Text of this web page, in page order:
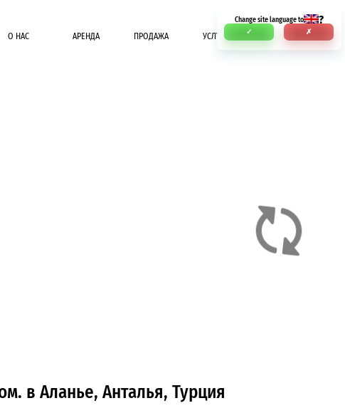
Change site language to ?
✓ ✗
О НАС АРЕНДА ПРОДАЖА УСЛУГИ ОПЛАТА
в Аланье, Анталья, Турция